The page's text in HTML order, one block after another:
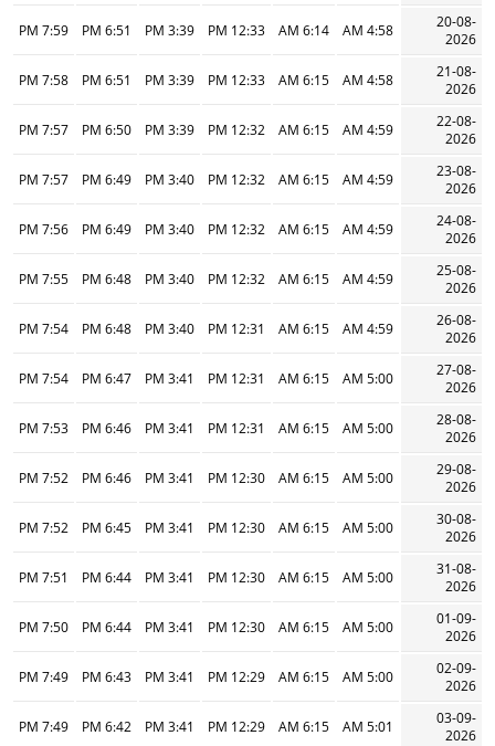
20-08-
2026
4:58 AM
6:14 AM
12:33 PM
3:39 PM
6:51 PM
7:59 PM
21-08-
2026
4:58 AM
6:15 AM
12:33 PM
3:39 PM
6:51 PM
7:58 PM
22-08-
2026
4:59 AM
6:15 AM
12:32 PM
3:39 PM
6:50 PM
7:57 PM
23-08-
2026
4:59 AM
6:15 AM
12:32 PM
3:40 PM
6:49 PM
7:57 PM
24-08-
2026
4:59 AM
6:15 AM
12:32 PM
3:40 PM
6:49 PM
7:56 PM
25-08-
2026
4:59 AM
6:15 AM
12:32 PM
3:40 PM
6:48 PM
7:55 PM
26-08-
2026
4:59 AM
6:15 AM
12:31 PM
3:40 PM
6:48 PM
7:54 PM
27-08-
2026
5:00 AM
6:15 AM
12:31 PM
3:41 PM
6:47 PM
7:54 PM
28-08-
2026
5:00 AM
6:15 AM
12:31 PM
3:41 PM
6:46 PM
7:53 PM
29-08-
2026
5:00 AM
6:15 AM
12:30 PM
3:41 PM
6:46 PM
7:52 PM
30-08-
2026
5:00 AM
6:15 AM
12:30 PM
3:41 PM
6:45 PM
7:52 PM
31-08-
2026
5:00 AM
6:15 AM
12:30 PM
3:41 PM
6:44 PM
7:51 PM
01-09-
2026
5:00 AM
6:15 AM
12:30 PM
3:41 PM
6:44 PM
7:50 PM
02-09-
2026
5:00 AM
6:15 AM
12:29 PM
3:41 PM
6:43 PM
7:49 PM
03-09-
2026
5:01 AM
6:15 AM
12:29 PM
3:41 PM
6:42 PM
7:49 PM